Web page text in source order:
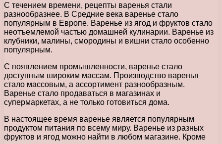
С течением времени, рецепты варенья стали
разнообразнее. В Средние века варенье стало
популярным в Европе. Варенье из ягод и фруктов стало
неотъемлемой частью домашней кулинарии. Варенье из
клубники, малины, смородины и вишни стало особенно
популярным.
С появлением промышленности, варенье стало
доступным широким массам. Производство варенья
стало массовым, а ассортимент разнообразным.
Варенье стало продаваться в магазинах и
супермаркетах, а не только готовиться дома.
В настоящее время варенье является популярным
продуктом питания по всему миру. Варенье из разных
фруктов и ягод можно найти в любом магазине. Кроме